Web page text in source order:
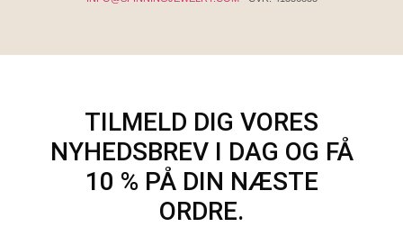
TILMELD DIG VORES
NYHEDSBREV I DAG OG FÅ
10 % PÅ DIN NÆSTE
ORDRE.